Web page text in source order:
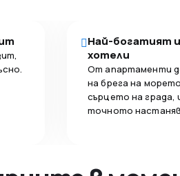
Най-богатият
хотели
От апартаменти
на брега на
сърцето на града,
точното